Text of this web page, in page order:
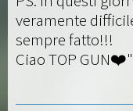
veramente
sempre fatto!!!
Ciao TOP GUN❤️"